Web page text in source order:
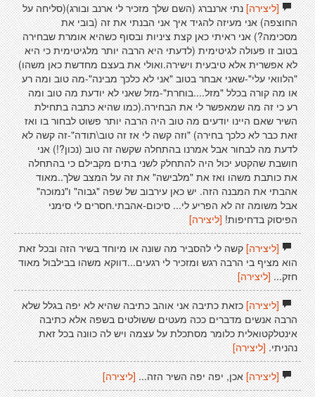
[ליצירה]נתי ארנברג (השם שלך מזכיר לי ארנב ובורג)(סליחה על
החוצפה) אני מעיזה להגיד איך אני הבנתי את זה (בובי את
מסכימה?) אני ראיתי כאן קצת ציניות ובסוף כשהיא אומרת שבחירה
בטוב זו פעולה לגיטימית (לדעתי היא הרבה יותר מלגיטימית כי היא
לא אפשרית אלא טיבעית וישירה.ואולי את בעצם מחדשת כאן משהו)
"הלוואי עלי"-שאני אבחר בטוב "אני לא כלכך מבינה"-מה טוב ומה רע
או מה קורה בכלל "מזל....בוחרת"-מזל שאני לא יודעת מה טוב ומה
רע כי זה מה שמאפשר לי את הבחירה.(כמו שהיא כתבה בתחילת
השיר שאם היינו יודעים מה טוב היה הרבה יותר פשוט לבחור בו ואז
זאת כבר לא כלכך בחירה) "וזה קשה לי אז זה טוב\תודה"-זה קשה לא
לדעת מה לבחור אבל אמרנו בהתחלה שקשה זה טוב (נכון?!) אני
חושבת שהקטע יכול היה להתחלק לשני בתים מקבילם כי בהתחלה
את כותבת משהו ואז את "מלבישה" את זה על המצב שלך..מאוד
אהבתי את המבנה הזה. יש כאן עירבוב של שפה "גבוה" ו"נמוכה"
אבל משומה זה לא הפריע לי... סיכום-אהבתי.חסרים לי סימני
הפיסוק בדחיפות! [ליצירה]
[ליצירה]קשה לי להסביר מה שונה או מיוחד בשיר הזה ובכל זאת
הוא מציף בי הרבה רגש ומזכיר לי רגעים...דווקא משהו בבילבול מאוד
חזק... [ליצירה]
[ליצירה]כזאת כתיבה אני אוהב כתיבה שהיא לא יפה בגלל שלא
הרבה אנשים מדברים ככה מעטים ששולטים בשפה אלא כתיבה
אינטלקטואלית כלומר מסתכלת על עצמה ויש לה כוונה בכל זאת
נהניתי. [ליצירה]
[ליצירה]אכן, יפה יפה השיר הזה...[ליצירה]